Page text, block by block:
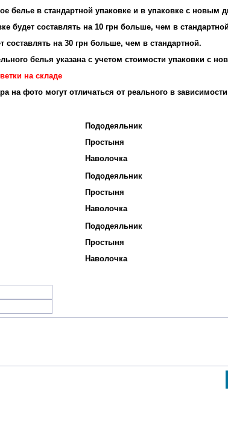
белье в стандартной упаковке и в упаковке с новым
будет составлять на 10 грн больше, чем в
составлять на 30 грн больше, чем в стандартной.
белья указана с учетом стоимости упаковки с
на складе
на фото могут отличаться от реального в
Пододеяльник
Простыня
Наволочка
Пододеяльник
Простыня
Наволочка
Пододеяльник
Простыня
Наволочка